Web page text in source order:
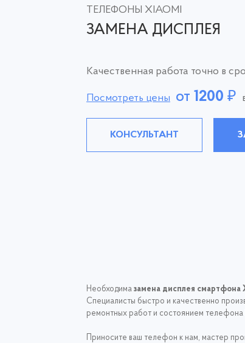
ТЕЛЕФОНЫ XIAOMI
ЗАМЕНА ДИСПЛЕЯ
Качественная работа точно в
Посмотреть цены от 1200 ₽
КОНСУЛЬТАНТ
Необходима замена дисплея смартфона
Специалисты быстро и качественно
ремонтных работ и состоянием телефона
Приносите ваш телефон к нам, мастер